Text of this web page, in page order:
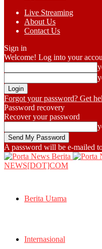
Live Streaming
About Us
Contact Us
Sign in
Welcome! Log into your
Forgot your password? Get
Password recovery
Recover your password
A password will be e-mailed
NEWS[DOT]COM
Berita Utama
Internasional